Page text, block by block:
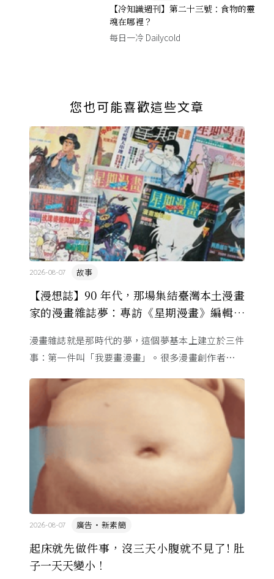
【冷知識週刊】第二十三號：食物的靈
魂在哪裡？
每日一冷 Dailycold
您也可能喜歡這些文章
【漫想誌】90 年代，那場集結臺灣本土漫畫
家的漫畫雜誌夢：專訪《星期漫畫》編輯黃
故事
2026-08-07
漫畫雜誌就是那時代的夢，這個夢基本上建立於三件
事：第一件叫「我要畫漫畫」。很多漫畫創作者從小
畫畫怎麼活？」
起床就先做件事，沒三天小腹就不見了! 肚
子一天天變小！
廣告・新素簡
2026-08-07